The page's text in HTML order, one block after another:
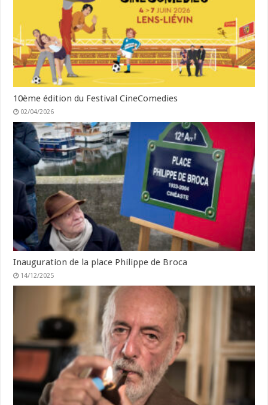
10ème édition du Festival CineComedies
02/04/2026
Inauguration de la place Philippe de Broca
14/12/2025